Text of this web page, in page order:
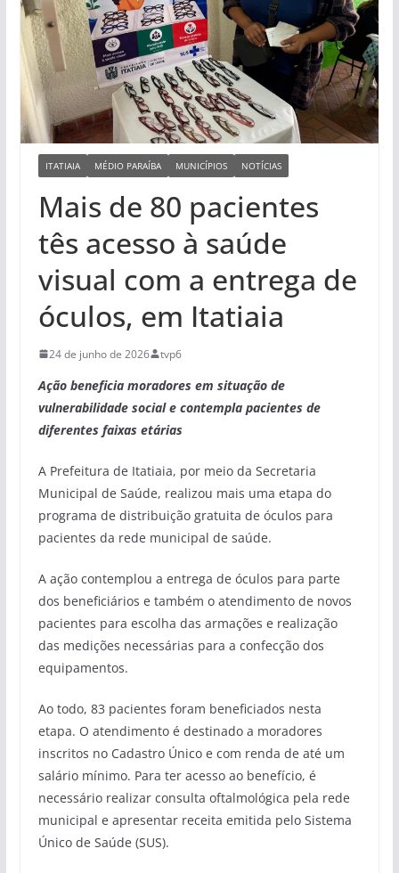
ITATIAIA MÉDIO PARAÍBA MUNICÍPIOS NOTÍCIAS
Mais de 80 pacientes
tês acesso à saúde
visual com a entrega de
óculos, em Itatiaia
24 de junho de 2026 tvp6
Ação beneficia moradores em situação de
vulnerabilidade social e contempla pacientes de
diferentes faixas etárias
A Prefeitura de Itatiaia, por meio da Secretaria
Municipal de Saúde, realizou mais uma etapa do
programa de distribuição gratuita de óculos para
pacientes da rede municipal de saúde.
A ação contemplou a entrega de óculos para parte
dos beneficiários e também o atendimento de novos
pacientes para escolha das armações e realização
das medições necessárias para a confecção dos
equipamentos.
Ao todo, 83 pacientes foram beneficiados nesta
etapa. O atendimento é destinado a moradores
inscritos no Cadastro Único e com renda de até um
salário mínimo. Para ter acesso ao benefício, é
necessário realizar consulta oftalmológica pela rede
municipal e apresentar receita emitida pelo Sistema
Único de Saúde (SUS).